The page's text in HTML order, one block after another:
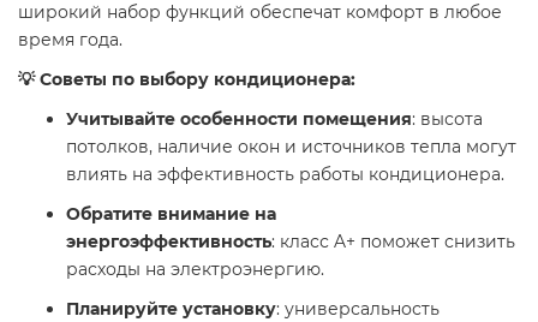
широкий набор функций обеспечат комфорт в любое
время года.
💡 Советы по выбору кондиционера:
Учитывайте особенности помещения: высота
потолков, наличие окон и источников тепла могут
влиять на эффективность работы кондиционера.
Обратите внимание на
энергоэффективность: класс A+ поможет снизить
расходы на электроэнергию.
Планируйте установку: универсальность